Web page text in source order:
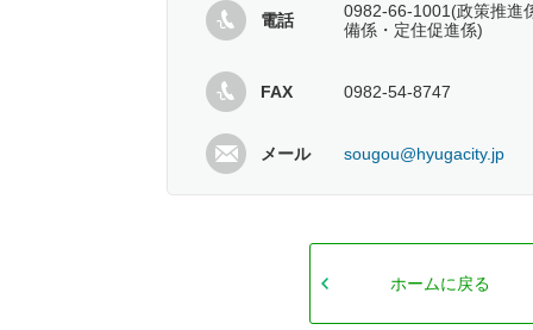
電話
0982-66-1001(政策推進
備係・定住促進係)
FAX 0982-54-8747
メール sougou@hyugacity.jp
ホームに戻る